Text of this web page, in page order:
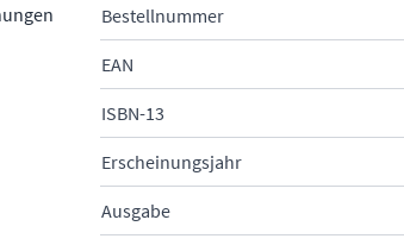
Bestellnummer
EAN
ISBN-13
Erscheinungsjahr
Ausgabe